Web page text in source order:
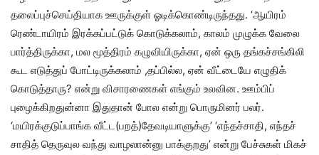
தலைப்புச்செய்தியாக ஊருக்குள் ஓடிக்கொண்டிருந்தது. ‘ஆயிரம்
ரெண்டாயிரம் இரக்கப்பட்டுக் கொடுக்கலாம், காலம் முழுக்க வேலை
பார்த்திருக்கா, மல மூத்திரம் கழுவியிருக்கா, ஏன் ஒரு தங்கச்சங்கிலி
கூட எடுத்துப் போட்டிருக்கலாம் ,தப்பில்ல, ஏன் வீட்டையே எழுதிக்
கொடுத்தாரு? என்று விசாரணைகள் எங்கும் உலவின. ஊம்பிப்
புழைக்கிறதுன்னா இதுதான் போல என்று பொருமினர் பலர்.
‘மயிரக்குடுப்பாங்க வீட்ட(பறத்)தேவடியாளுக்கு’ ‘எந்தச்சாதி, எந்தச்
சாதித் தெருவுல வந்து வாழலான்னு பாக்குறது’ என்று பேச்சுகள் மிகச்